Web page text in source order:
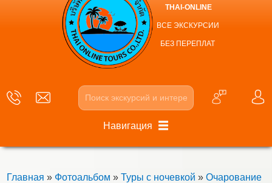
THAI-ONLINE
ВСЕ ЭКСКУРСИИ
БЕЗ ПЕРЕПЛАТ
Навигация
Главная » Фотоальбом » Туры с ночевкой » Очарование